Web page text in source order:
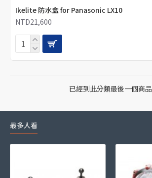
Ikelite 防水盒 for Panasonic LX10
NTD21,600
已經到此分類最後一個商品
最多人看